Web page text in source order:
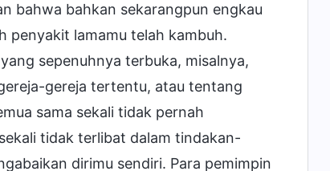
bahwa bahkan sekarangpun engkau
penyakit lamamu telah kambuh.
sepenuhnya terbuka, misalnya,
gereja tertentu, atau tentang
sama sekali tidak pernah
tidak terlibat dalam tindakan-
dirimu sendiri. Para pemimpin